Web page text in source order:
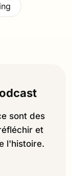
sont des
et
l'histoire.